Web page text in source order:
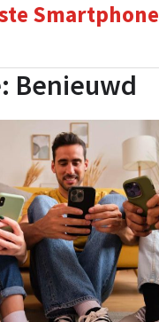
Smartphone
Benieuwd